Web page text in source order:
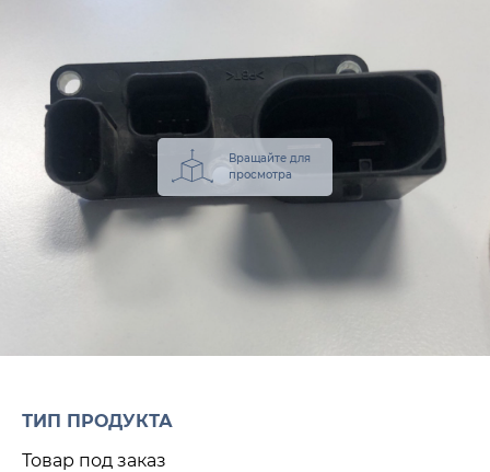
ТИП ПРОДУКТА
Товар под заказ
Вращайте для
просмотра